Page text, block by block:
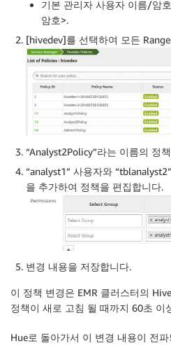
기본 관리자 사용자 이름/암
암호>.
[hivedev]를 선택하여 모든
“Analyst2Policy”라는 이름의 정
“analyst1” 사용자와
을 추가하여 정책을 편집합니다.
변경 내용을 저장합니다.
이 정책 변경은 EMR 클러스터의
정책이 새로 고침 될 때까지 60초 이
Hue로 돌아가서 이 변경 내용이 전